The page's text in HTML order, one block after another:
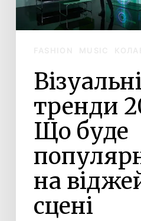
популярним
Візуальні
тренди
Що буде
на
сцені